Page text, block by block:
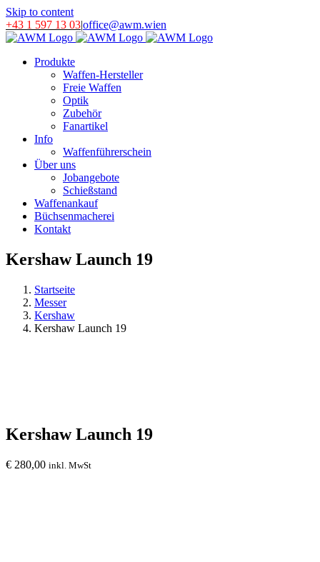
Skip to content
+43 1 597 13 03|office@awm.wien
Produkte
Waffen-Hersteller
Freie Waffen
Optik
Zubehör
Fanartikel
Info
Waffenführerschein
Über uns
Jobangebote
Schießstand
Waffenankauf
Büchsenmacherei
Kontakt
Kershaw Launch 19
Startseite
Messer
Kershaw
Kershaw Launch 19
Kershaw Launch 19
€ 280,00 inkl. MwSt